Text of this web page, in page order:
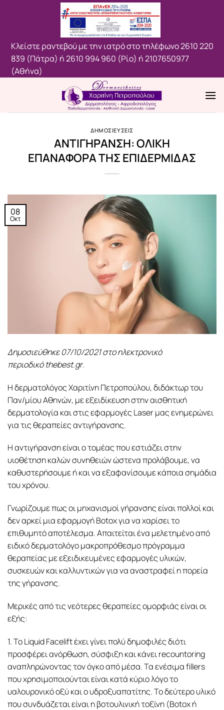
Κλείστε ραντεβού με την ιατρό στο τηλέφωνο2610 220
839 (Πάτρα) ή2610 994 960 (Ρίο) ή2107650977
(Aθήνα)
ΔΗΜΟΣΙΕΥΣΕΙΣ
ΑΝΤΙΓΗΡΑΝΣΗ: ΟΛΙΚΗ
ΕΠΑΝΑΦΟΡΑ ΤΗΣ ΕΠΙΔΕΡΜΙΔΑΣ
08
Οκτ
Δημοσιεύθηκε 07/10/2021 στο ηλεκτρονικό
περιοδικόthebest.gr.
Η δερματολόγος Χαριτίνη Πετροπούλου, διδάκτωρ του
Παν/μίου Αθηνών, με εξειδίκευση στην αισθητική
δερματολογία και στις εφαρμογές Laser μας ενημερώνει
για τις θεραπείες αντιγήρανσης.
Η αντιγήρανση είναι ο τομέας που εστιάζει στην
υιοθέτηση καλών συνηθειών ώστενα προλάβουμε, να
καθυστερήσουμε ή και να εξαφανίσουμε κάποια σημάδια
του χρόνου.
Γνωρίζουμε πως οι μηχανισμοί γήρανσης είναι πολλοί και
δεν αρκεί μια εφαρμογή Botox για να χαρίσει το
επιθυμητό αποτέλεσμα. Απαιτείται ένα μελετημένο από
ειδικό δερματολόγο μακροπρόθεσμο πρόγραμμα
θεραπείας με εξειδικευμένες εφαρμογές υλικών,
συσκευών και καλλυντικών για να αναστραφεί η πορεία
της γήρανσης.
Μερικές από τις νεότερες θεραπείες ομορφιάς είναι οι
εξής:
1. Το Liquid Facelift έχει γίνει πολύ δημοφιλές διότι
προσφέρει ανόρθωση, σύσφιξη και κάνει recountoring
αναπληρώνοντας τον όγκο από μέσα. Τα ενέσιμα fillers
που χρησιμοποιούνται είναι κατά κύριο λόγο το
υαλουρονικό οξύ και ο υδροξυαπατίτης. Το δεύτερο υλικό
που συνδυάζεται είναι η βοτουλινική τοξίνη (Botox ή